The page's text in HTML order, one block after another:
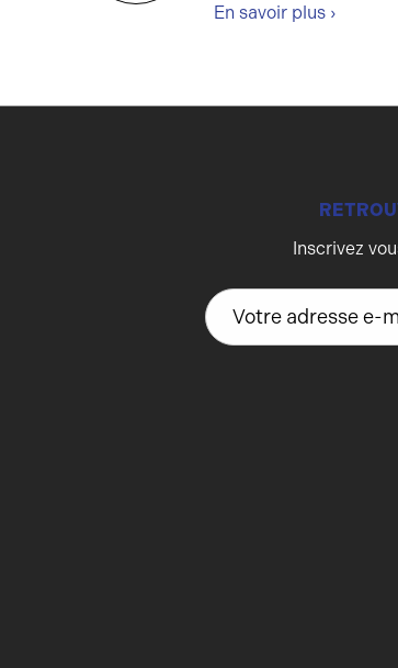
En savoir plus ›
Inscrivez
A
d